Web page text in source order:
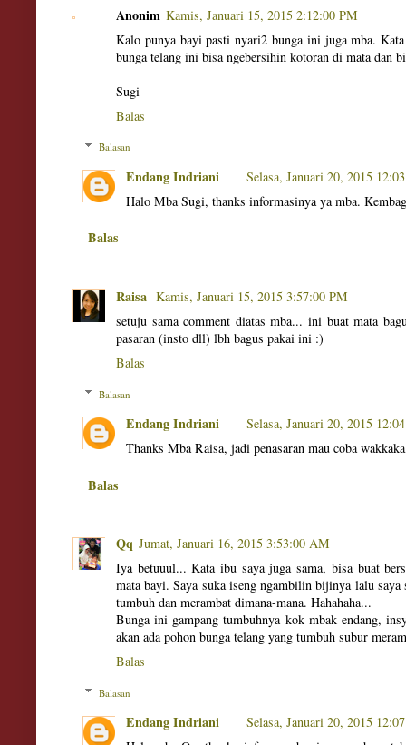
Anonim Kamis, Januari 15, 2015 2:12:00 PM
Kalo punya bayi pasti nyari2 bunga ini juga mba.
bunga telang ini bisa ngebersihin kotoran di mata dan
Sugi
Balas
Balasan
Endang Indriani
Selasa, Januari 20, 2015
Halo Mba Sugi, thanks informasinya ya mba.
Balas
Raisa Kamis, Januari 15, 2015 3:57:00 PM
setuju sama comment diatas mba... ini buat mata
pasaran (insto dll) lbh bagus pakai ini :)
Balas
Balasan
Endang Indriani
Selasa, Januari 20, 2015
Thanks Mba Raisa, jadi penasaran mau coba
Balas
Qq Jumat, Januari 16, 2015 3:53:00 AM
Iya betuuul... Kata ibu saya juga sama, bisa buat
mata bayi. Saya suka iseng ngambilin bijinya lalu
tumbuh dan merambat dimana-mana. Hahahaha...
Bunga ini gampang tumbuhnya kok mbak endang,
akan ada pohon bunga telang yang tumbuh subur
Balas
Balasan
Endang Indriani
Selasa, Januari 20, 2015